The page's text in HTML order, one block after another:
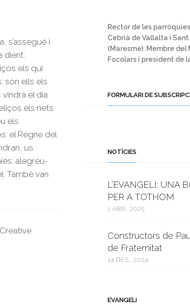
s’assegué i
dient:
els qui
són ells els
el dia
els nets
els
el Regne del
us
alegreu-
També van
Rector de les
Cebrià de Vallalta i Sant
(Maresme). Membre del
Focolars i president de
FORMULARI DE
NOTÍCIES
L’EVANGELI: UNA
PER A TOTHOM
1 ABR., 2025
Constructors de
de Fraternitat
14 DES., 2024
EVANGELI